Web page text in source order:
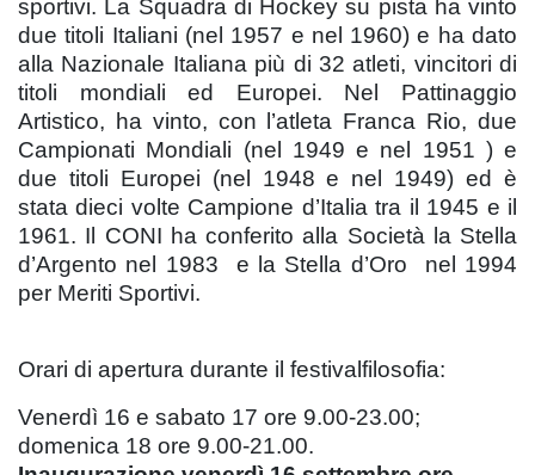
sportivi. La Squadra di Hockey su pista ha vinto
due titoli Italiani (nel 1957 e nel 1960) e ha dato
alla Nazionale Italiana più di 32 atleti, vincitori di
titoli mondiali ed Europei. Nel Pattinaggio
Artistico, ha vinto, con l’atleta Franca Rio, due
Campionati Mondiali (nel 1949 e nel 1951 ) e
due titoli Europei (nel 1948 e nel 1949) ed è
stata dieci volte Campione d’Italia tra il 1945 e il
1961. Il CONI ha conferito alla Società la Stella
d’Argento nel 1983 e la Stella d’Oro nel 1994
per Meriti Sportivi.
Orari di apertura durante il festivalfilosofia:
Venerdì 16 e sabato 17 ore 9.00-23.00;
domenica 18 ore 9.00-21.00.